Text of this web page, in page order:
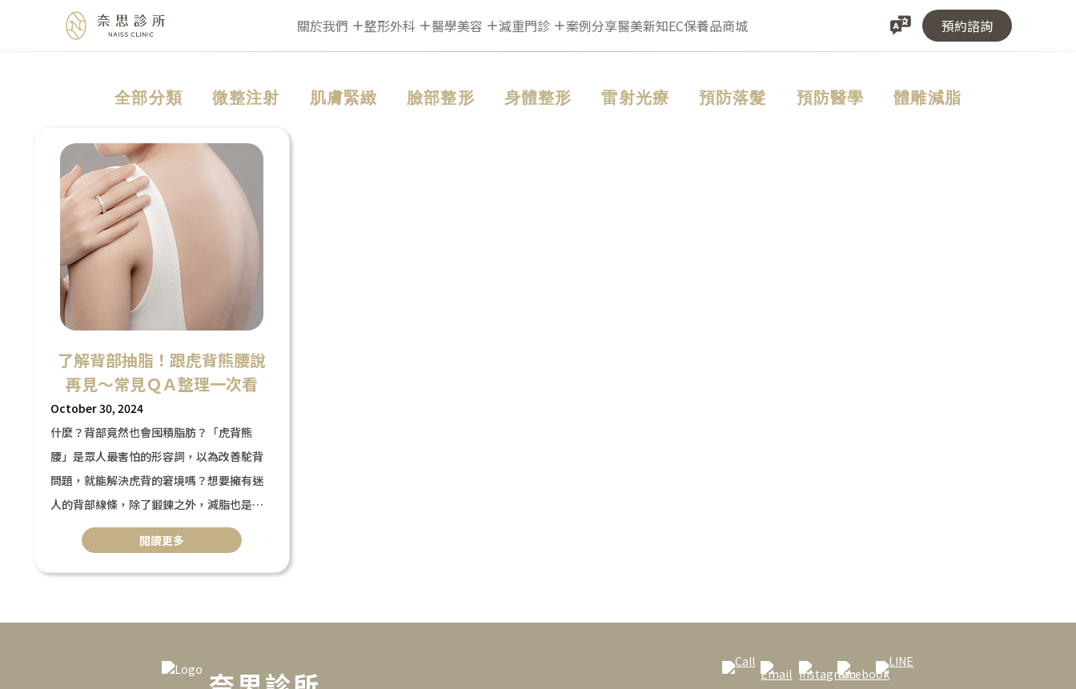
關於我們 整形外科 醫學美容 減重門診 案例分享醫美新知EC保養品商城 預約諮詢
全部分類 微整注射 肌膚緊緻 臉部整形 身體整形 雷射光療 預防落髮 預防醫學 體雕減脂
了解背部抽脂！跟虎背熊腰說
再見～常見ＱＡ整理一次看
October 30, 2024
什麼？背部竟然也會囤積脂肪？「虎背熊
腰」是眾人最害怕的形容詞，以為改善駝背
問題，就能解決虎背的窘境嗎？想要擁有迷
人的背部線條，除了鍛鍊之外，減脂也是
非常關鍵的一環，而想要快速的
減去背部脂肪，可以透過
「背部抽脂手術」來改善。沒錯！就連背部
「副乳」困擾，接下來一起來了解一下關於
閲讀更多